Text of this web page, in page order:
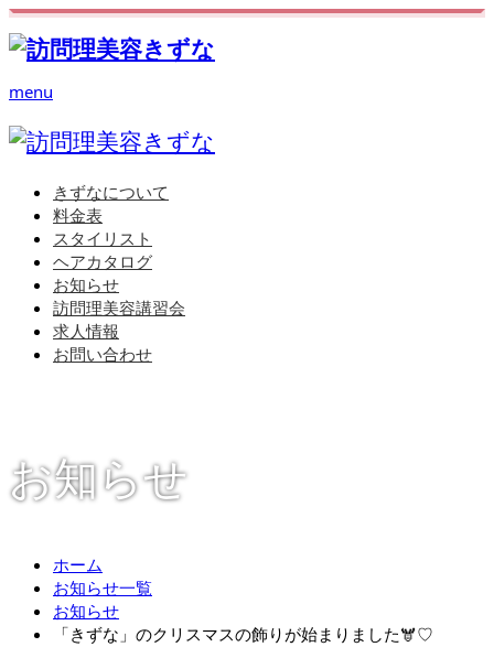
menu
きずなについて
料金表
スタイリスト
ヘアカタログ
お知らせ
訪問理美容講習会
求人情報
お問い合わせ
お知らせ
ホーム
お知らせ一覧
お知らせ
「きずな」のクリスマスの飾りが始まりました🫎♡